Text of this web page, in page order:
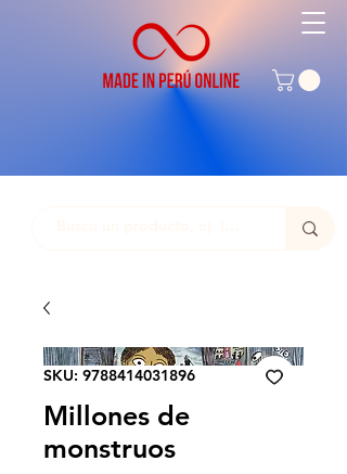
SKU: 9788414031896
Millones de
monstruos